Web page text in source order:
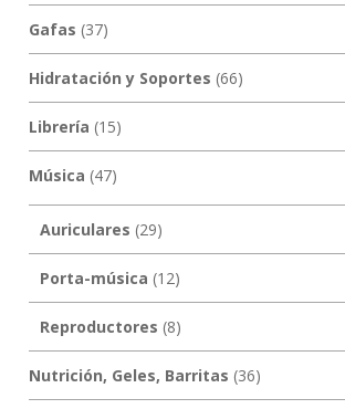
Gafas (37)
Hidratación y Soportes (66)
Librería (15)
Música (47)
Auriculares (29)
Porta-música (12)
Reproductores (8)
Nutrición, Geles, Barritas (36)